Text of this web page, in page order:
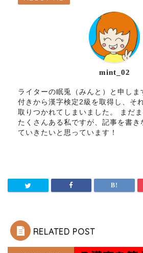
mint_02
ライターの眠兎（みんと）と申し
付きから漢字検定2級を取得し、そ
取りつかれてしまいました。 まだ
たくさんある私ですが、記事を書き
ていきたいと思っています！
RELATED POST